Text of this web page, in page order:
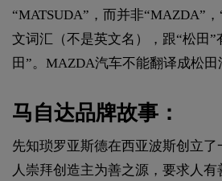
“MATSUDA”，而并非“MAZDA”
文词汇（不是英文名），跟“松田”
田”。MAZDA汽车不能翻译成松田
马自达品牌故事：
先知琐罗亚斯德在西亚波斯创立
人崇拜创造主为善之源，要求人有